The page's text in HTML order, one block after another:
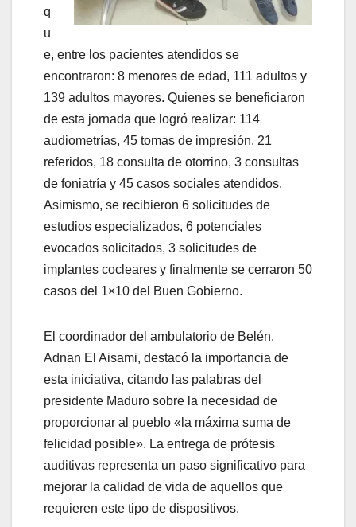
q
u
e, entre los pacientes atendidos se
encontraron: 8 menores de edad, 111 adultos y
139 adultos mayores. Quienes se beneficiaron
de esta jornada que logró realizar: 114
audiometrías, 45 tomas de impresión, 21
referidos, 18 consulta de otorrino, 3 consultas
de foniatría y 45 casos sociales atendidos.
Asimismo, se recibieron 6 solicitudes de
estudios especializados, 6 potenciales
evocados solicitados, 3 solicitudes de
implantes cocleares y finalmente se cerraron 50
casos del 1×10 del Buen Gobierno.
El coordinador del ambulatorio de Belén,
Adnan El Aisami, destacó la importancia de
esta iniciativa, citando las palabras del
presidente Maduro sobre la necesidad de
proporcionar al pueblo «la máxima suma de
felicidad posible». La entrega de prótesis
auditivas representa un paso significativo para
mejorar la calidad de vida de aquellos que
requieren este tipo de dispositivos.